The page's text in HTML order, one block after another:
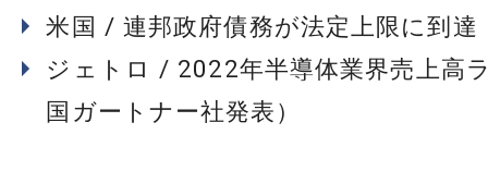
米国 / 連邦政府債務が法定上限に到達
ジェトロ / 2022年半導体業界売上高
国ガートナー社発表）